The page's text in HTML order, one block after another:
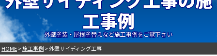
工事例
外壁塗装・屋根塗替えなど施工事例をご覧下さい
HOME>施工事例>外壁サイディング工事